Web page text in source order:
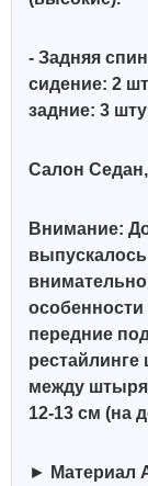
- Задняя
сидение: 2
задние: 3
Салон
Внимание:
передние
между
12-13 см (на
► Материал